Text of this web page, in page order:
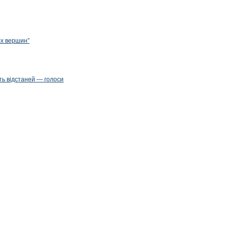
вершин”
відстаней — голоси